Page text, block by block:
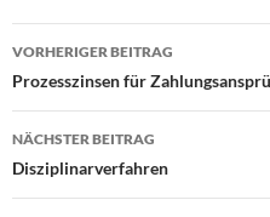
Beitrags-
Navigation
VORHERIGER BEITRAG
Prozesszinsen für
NÄCHSTER BEITRAG
Disziplinarverfahren